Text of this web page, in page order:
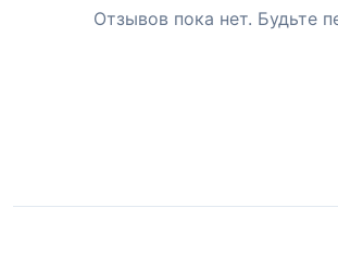
Отзывов пока нет. Будьте